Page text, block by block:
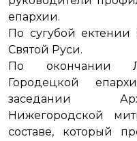
епархии.
По сугубой ектении
Святой Руси.
По окончании
Городецкой
заседании
Нижегородской
составе, который